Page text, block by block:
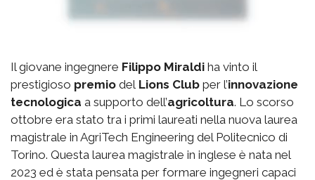
Il giovane ingegnere Filippo Miraldi ha vinto il
prestigioso premio del Lions Club per l’innovazione
tecnologica a supporto dell’agricoltura. Lo scorso
ottobre era stato tra i primi laureati nella nuova laurea
magistrale in AgriTech Engineering del Politecnico di
Torino. Questa laurea magistrale in inglese è nata nel
2023 ed è stata pensata per formare ingegneri capaci